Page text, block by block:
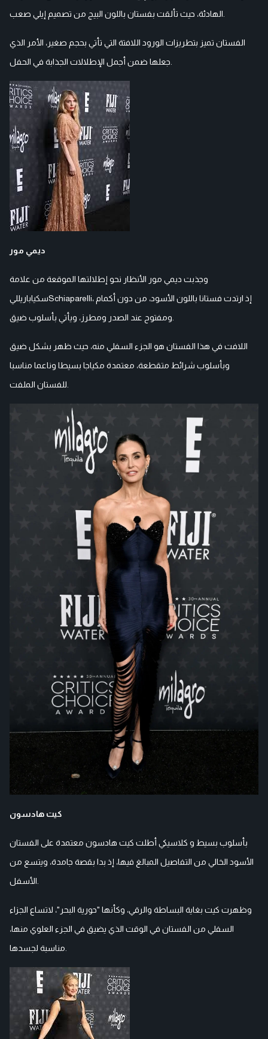
الفستان تميز بتطريزات الورود اللافتة التي تأتي بحجم صغير، الأمر الذي
ديمي مور
وجذبت ديمي مور الأنظار نحو إطلالتها الموقعة من علامة
سكياباريلليSchiaparelli، إذ ارتدت فستانا باللون الأسود، من دون أكمام
اللافت في هذا الفستان هو الجزء السفلي منه، حيث ظهر بشكل ضيق
وبأسلوب شرائط متقطعة، معتمدة مكياجا بسيطا وناعما مناسبا
كيت هادسون
بأسلوب بسيط و كلاسيكي أطلت كيت هادسون معتمدة على الفستان
الأسود الخالي من التفاصيل المبالغ فيها، إذ بدا بقصة جامدة، ويتسع من
وظهرت كيت بغاية البساطة والرقي، وكأنها "حورية البحر"، لاتساع الجزاء
السفلي من الفستان في الوقت الذي يضيق في الجزء العلوي منها،